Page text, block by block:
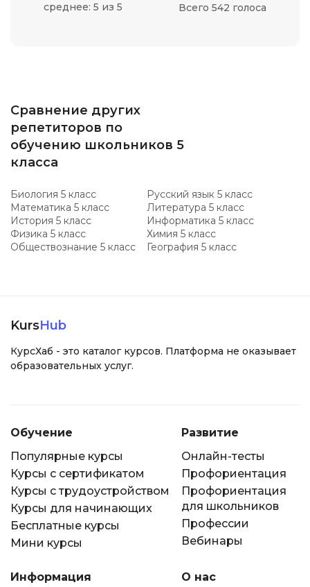
среднее: 5 из 5 Всего 542 голоса
Сравнение других
репетиторов по
обучению школьников 5
класса
Биология 5 класс
Русский язык 5 класс
Математика 5 класс
Литература 5 класс
История 5 класс
Информатика 5 класс
Физика 5 класс
Химия 5 класс
Обществознание 5 класс
География 5 класс
KursHub
КурсХаб - это каталог курсов. Платформа не оказывает
образовательных услуг.
Обучение
Популярные курсы
Курсы с сертификатом
Курсы с трудоустройством
Курсы для начинающих
Бесплатные курсы
Мини курсы
Развитие
Онлайн-тесты
Профориентация
Профориентация
для школьников
Профессии
Вебинары
Информация
О нас